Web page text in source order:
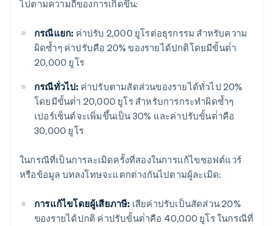
ไปตามความถี่ของการเกิดขึ้น:
กรณีแยก: ค่าปรับ 2,000 ยูโรต่อธุรกรรม สําหรับความ
ผิดซ้ำๆ ค่าปรับคือ 20% ของรายได้ปกติโดยมีขั้นต่ํา
20,000 ยูโร
กรณีทั่วไป: ค่าปรับตามสัดส่วนของรายได้ทั่วไป 20%
โดยมีขั้นต่ํา 20,000 ยูโร สําหรับการกระทำผิดซ้ำๆ
เปอร์เซ็นต์จะเพิ่มขึ้นเป็น 30% และค่าปรับขั้นต่ําคือ
30,000 ยูโร
ในกรณีที่เป็นการละเมิดครั้งที่สองในการแก้ไขซอฟต์แวร์
หรือข้อมูล บทลงโทษจะแตกต่างกันไปตามผู้ละเมิด:
การแก้ไขโดยผู้เสียภาษี: เสียค่าปรับเป็นสัดส่วน 20%
ของรายได้ปกติ ค่าปรับขั้นต่ําคือ 40,000 ยูโร ในกรณีที่